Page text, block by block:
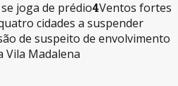
joga de prédio4Ventos fortes
cidades a suspender
de suspeito de envolvimento
Vila Madalena